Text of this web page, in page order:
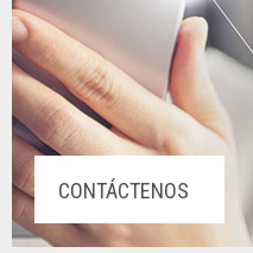
CONTÁCTENOS